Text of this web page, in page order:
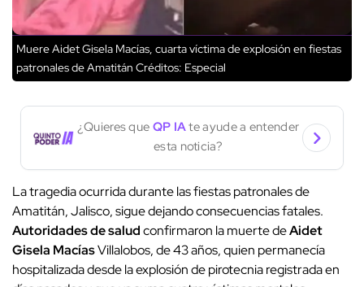
Muere Aidet Gisela Macías, cuarta víctima de explosión en fiestas
patronales de Amatitán Créditos: Especial
¿Quieres que QP IAte ayude a entender
esta noticia?
La tragedia ocurrida durante las fiestas patronales de
Amatitán, Jalisco, sigue dejando consecuencias fatales.
Autoridades de saludconfirmaron la muerte deAidet
Gisela MacíasVillalobos, de 43 años, quien permanecía
hospitalizada desde la explosión de pirotecnia registrada en